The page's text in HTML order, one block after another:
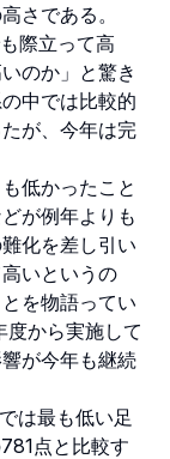
さである。
際立って高
のか」と驚き
中では比較的
が、今年は完
低かったこと
が例年よりも
化を差し引い
いというの
を物語ってい
から実施して
が今年も継続
は最も低い足
点と比較す